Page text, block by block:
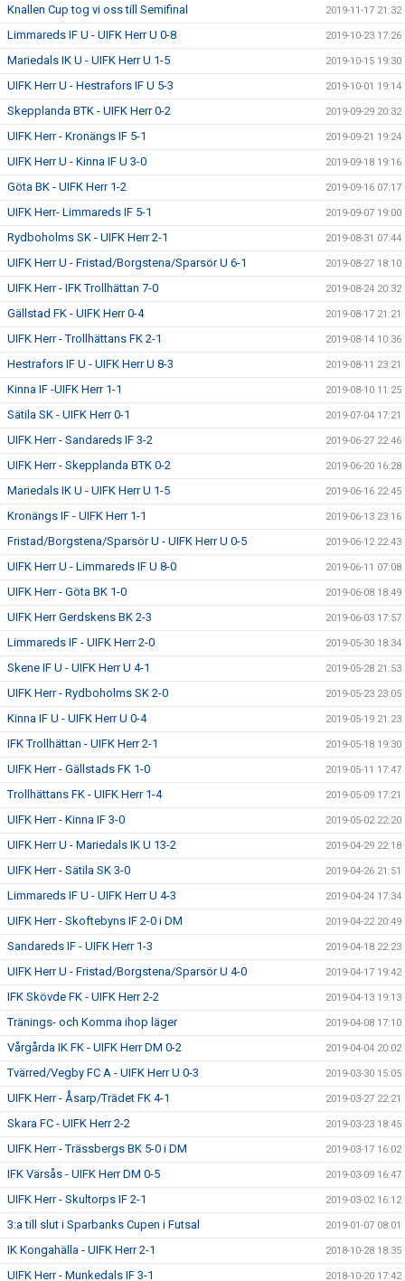
Knallen Cup tog vi oss till Semifinal 2019-11-17 21:32
Limmareds IF U - UIFK Herr U 0-8 2019-10-23 17:26
Mariedals IK U - UIFK Herr U 1-5 2019-10-15 19:30
UIFK Herr U - Hestrafors IF U 5-3 2019-10-01 19:14
Skepplanda BTK - UIFK Herr 0-2 2019-09-29 20:32
UIFK Herr - Kronängs IF 5-1 2019-09-21 19:24
UIFK Herr U - Kinna IF U 3-0 2019-09-18 19:16
Göta BK - UIFK Herr 1-2 2019-09-16 07:17
UIFK Herr- Limmareds IF 5-1 2019-09-07 19:00
Rydboholms SK - UIFK Herr 2-1 2019-08-31 07:44
UIFK Herr U - Fristad/Borgstena/Sparsör U 6-1 2019-08-27 18:10
UIFK Herr - IFK Trollhättan 7-0 2019-08-24 20:32
Gällstad FK - UIFK Herr 0-4 2019-08-17 21:21
UIFK Herr - Trollhättans FK 2-1 2019-08-14 10:36
Hestrafors IF U - UIFK Herr U 8-3 2019-08-11 23:21
Kinna IF -UIFK Herr 1-1 2019-08-10 11:25
Sätila SK - UIFK Herr 0-1 2019-07-04 17:21
UIFK Herr - Sandareds IF 3-2 2019-06-27 22:46
UIFK Herr - Skepplanda BTK 0-2 2019-06-20 16:28
Mariedals IK U - UIFK Herr U 1-5 2019-06-16 22:45
Kronängs IF - UIFK Herr 1-1 2019-06-13 23:16
Fristad/Borgstena/Sparsör U - UIFK Herr U 0-5 2019-06-12 22:43
UIFK Herr U - Limmareds IF U 8-0 2019-06-11 07:08
UIFK Herr - Göta BK 1-0 2019-06-08 18:49
UIFK Herr Gerdskens BK 2-3 2019-06-03 17:57
Limmareds IF - UIFK Herr 2-0 2019-05-30 18:34
Skene IF U - UIFK Herr U 4-1 2019-05-28 21:53
UIFK Herr - Rydboholms SK 2-0 2019-05-23 23:05
Kinna IF U - UIFK Herr U 0-4 2019-05-19 21:23
IFK Trollhättan - UIFK Herr 2-1 2019-05-18 19:30
UIFK Herr - Gällstads FK 1-0 2019-05-11 17:47
Trollhättans FK - UIFK Herr 1-4 2019-05-09 17:21
UIFK Herr - Kinna IF 3-0 2019-05-02 22:20
UIFK Herr U - Mariedals IK U 13-2 2019-04-29 22:18
UIFK Herr - Sätila SK 3-0 2019-04-26 21:51
Limmareds IF U - UIFK Herr U 4-3 2019-04-24 17:34
UIFK Herr - Skoftebyns IF 2-0 i DM 2019-04-22 20:49
Sandareds IF - UIFK Herr 1-3 2019-04-18 22:23
UIFK Herr U - Fristad/Borgstena/Sparsör U 4-0 2019-04-17 19:42
IFK Skövde FK - UIFK Herr 2-2 2019-04-13 19:13
Tränings- och Komma ihop läger 2019-04-08 17:10
Vårgårda IK FK - UIFK Herr DM 0-2 2019-04-04 20:02
Tvärred/Vegby FC A - UIFK Herr U 0-3 2019-03-30 15:05
UIFK Herr - Åsarp/Trädet FK 4-1 2019-03-27 22:21
Skara FC - UIFK Herr 2-2 2019-03-23 18:45
UIFK Herr - Trässbergs BK 5-0 i DM 2019-03-17 16:02
IFK Värsås - UIFK Herr DM 0-5 2019-03-09 16:47
UIFK Herr - Skultorps IF 2-1 2019-03-02 16:12
3:a till slut i Sparbanks Cupen i Futsal 2019-01-07 08:01
IK Kongahälla - UIFK Herr 2-1 2018-10-28 18:35
UIFK Herr - Munkedals IF 3-1 2018-10-20 17:42